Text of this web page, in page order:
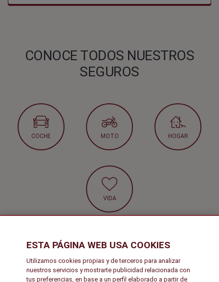
CONOCE TODOS NUESTROS
SEGUROS
COCHE MOTO HOGAR
VIDA
ESTA PÁGINA WEB USA COOKIES
Utilizamos cookies propias y de terceros para analizar
nuestros servicios y mostrarte publicidad relacionada con
tus preferencias, en base a un perfil elaborado a partir de